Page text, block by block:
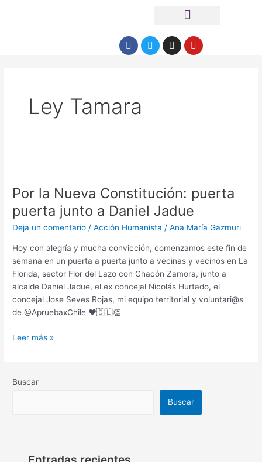
Menú
Facebook
TwitterInstagramYoutube
Ley Tamara
Por la Nueva Constitución: puerta
puerta junto a Daniel Jadue
Deja un comentario /Acción Humanista /Ana María Gazmuri
Hoy con alegría y mucha convicción, comenzamos este fin de
semana en un puerta a puerta junto a vecinas y vecinos en La
Florida, sector Flor del Lazo con Chacón Zamora, junto a
alcalde Daniel Jadue, el ex concejal Nicolás Hurtado, el
concejal Jose Seves Rojas, mi equipo territorial y voluntari@s
de @ApruebaxChile ♥️🇨🇱👏
Nueva
Constitución:
puerta
puerta
Daniel
Leer más »
Buscar
Buscar